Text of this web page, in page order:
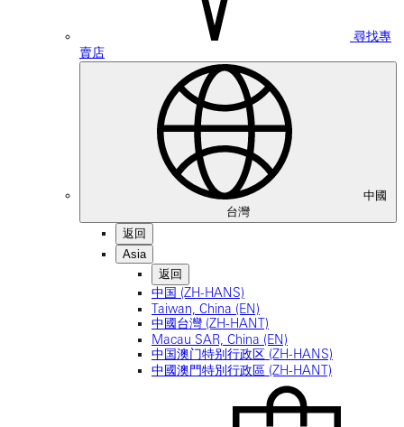
尋找專
賣店
中國
台灣
返回
Asia
返回
中国 (ZH-HANS)
Taiwan, China (EN)
中國台灣 (ZH-HANT)
Macau SAR, China (EN)
中国澳门特别行政区 (ZH-HANS)
中國澳門特別行政區 (ZH-HANT)